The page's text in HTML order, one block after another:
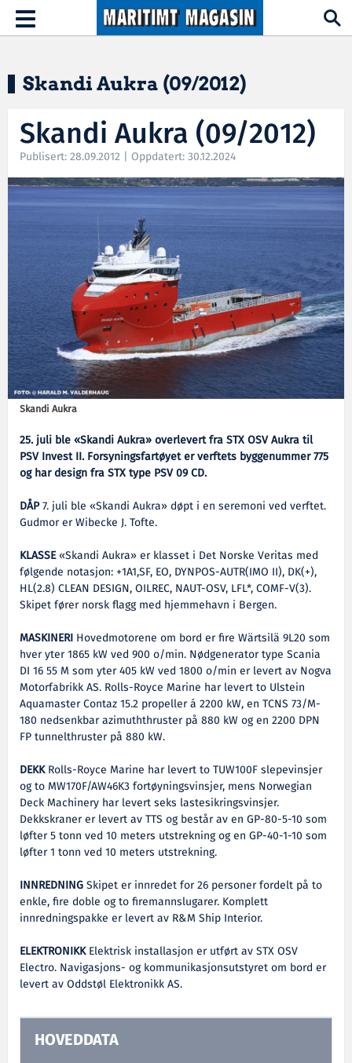
Hopp til hovedinnhold
Toggle
navigation
Skandi Aukra (09/2012)
Skandi Aukra (09/2012)
Publisert: 28.09.2012 | Oppdatert: 30.12.2024
Skandi Aukra
25. juli ble «Skandi Aukra» overlevert fra STX OSV Aukra til
PSV Invest II. Forsyningsfartøyet er verftets byggenummer 775
og har design fra STX type PSV 09 CD.
DÅP7. juli ble «Skandi Aukra» døpt i en seremoni ved verftet.
Gudmor er Wibecke J. Tofte.
KLASSE«Skandi Aukra» er klasset i Det Norske Veritas med
følgende notasjon: +1A1,SF, EO, DYNPOS-AUTR(IMO II), DK(+),
HL(2.8) CLEAN DESIGN, OILREC, NAUT-OSV, LFL*, COMF-V(3).
Skipet fører norsk flagg med hjemmehavn i Bergen.
MASKINERI Hovedmotorene om bord er fire Wärtsilä 9L20 som
hver yter 1865 kW ved 900 o/min. Nødgenerator type Scania
DI 16 55 M som yter 405 kW ved 1800 o/min er levert av Nogva
Motorfabrikk AS. Rolls-Royce Marine har levert to Ulstein
Aquamaster Contaz 15.2 propeller á 2200 kW, en TCNS 73/M-
180 nedsenkbar azimuththruster på 880 kW og en 2200 DPN
FP tunnelthruster på 880 kW.
DEKKRolls-Royce Marine har levert to TUW100F slepevinsjer
og to MW170F/AW46K3 fortøyningsvinsjer, mens Norwegian
Deck Machinery har levert seks lastesikringsvinsjer.
Dekkskraner er levert av TTS og består av en GP-80-5-10 som
løfter 5 tonn ved 10 meters utstrekning og en GP-40-1-10 som
løfter 1 tonn ved 10 meters utstrekning.
INNREDNINGSkipet er innredet for 26 personer fordelt på to
enkle, fire doble og to firemannslugarer. Komplett
innredningspakke er levert av R&M Ship Interior.
ELEKTRONIKKElektrisk installasjon er utført av STX OSV
Electro. Navigasjons- og kommunikasjonsutstyret om bord er
levert av Oddstøl Elektronikk AS.
HOVEDDATA